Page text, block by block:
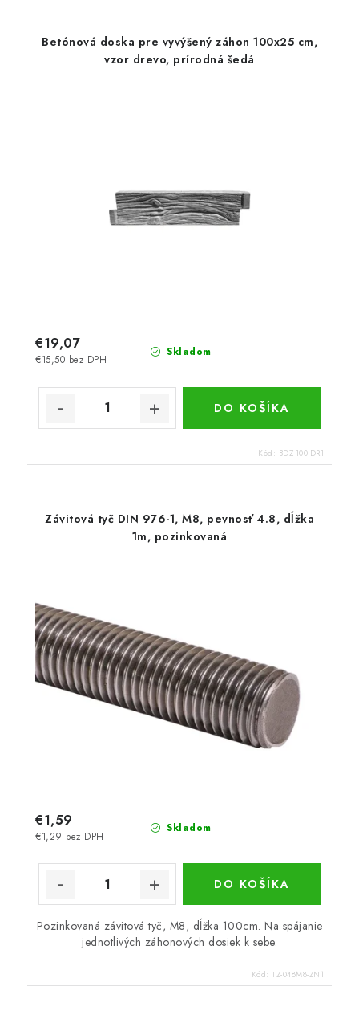
Betónová doska pre vyvýšený záhon 100x25 cm,
vzor drevo, prírodná šedá
Skladom
€15,50 bez DPH
€19,07
DO KOŠÍKA
Kód: BDZ-100-DR1
Závitová tyč DIN 976-1, M8, pevnosť 4.8, dĺžka
1m, pozinkovaná
Skladom
€1,29 bez DPH
€1,59
DO KOŠÍKA
Pozinkovaná závitová tyč, M8, dĺžka 100cm. Na spájanie
jednotlivých záhonových dosiek k sebe.
Kód: TZ-048M8-ZN1